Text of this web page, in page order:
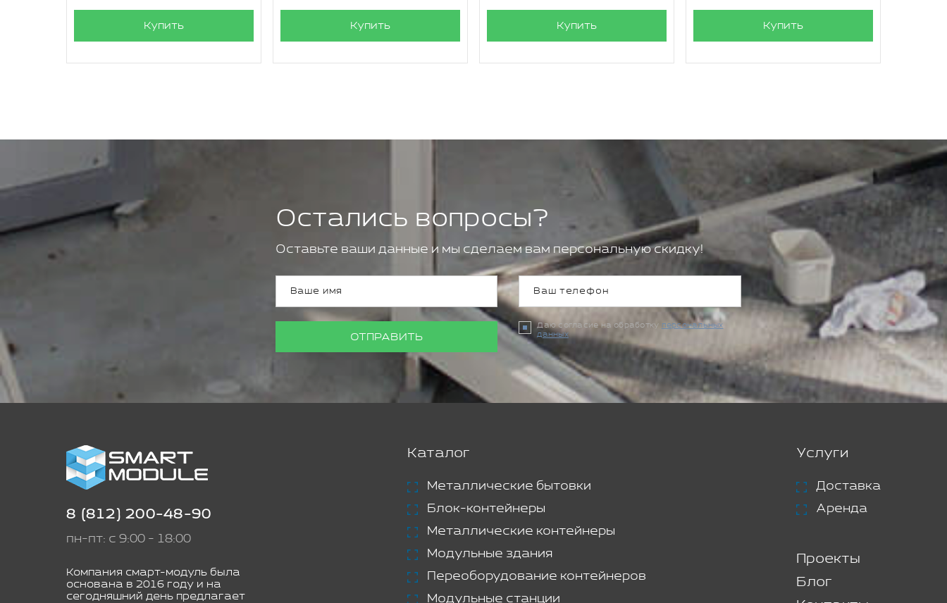
Купить Купить Купить Купить
Остались вопросы?
Оставьте ваши данные и мы сделаем вам персональную скидку!
ОТПРАВИТЬ
Даю согласие на обработку персональных
данных
8 (812) 200-48-90
пн-пт: с 9:00 - 18:00
Компания смарт-модуль была
основана в 2016 году и на
сегодняшний день предлагает
Каталог
Металлические бытовки
Блок-контейнеры
Металлические контейнеры
Модульные здания
Переоборудование контейнеров
Модульные станции
Услуги
Доставка
Аренда
Проекты
Блог